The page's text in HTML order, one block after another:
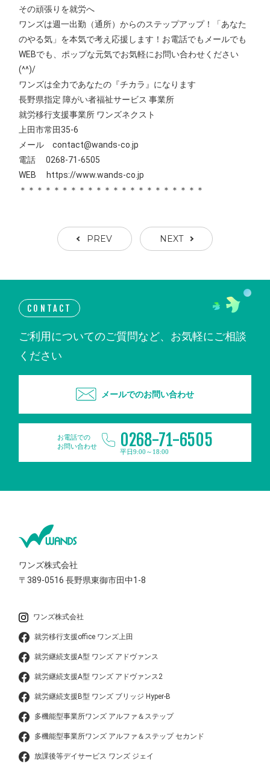
その頑張りを就労へ
ワンズは週一出勤（通所）からのステップアップ！「あなた
のやる気」を本気で考え応援します！お電話でもメールでも
WEBでも、ポップな元気でお気軽にお問い合わせください
(^^)/
ワンズは全力であなたの『チカラ』になります
長野県指定 障がい者福祉サービス 事業所
就労移行支援事業所 ワンズネクスト
上田市常田35-6
メール contact@wands-co.jp
電話 0268-71-6505
WEB
https://www.wands-co.jp
＊＊＊＊＊＊＊＊＊＊＊＊＊＊＊＊＊＊＊＊＊＊
PREV NEXT
CONTACT
ご利用についてのご質問など、お気軽にご相談
ください
メールでのお問い合わせ
お電話での
お問い合わせ
0268-71-6505
平日9:00～18:00
ワンズ株式会社
〒389-0516長野県東御市田中1-8
ワンズ株式会社
就労移行支援office ワンズ上田
就労継続支援A型 ワンズ アドヴァンス
就労継続支援A型 ワンズ アドヴァンス2
就労継続支援B型 ワンズ ブリッジ Hyper-B
多機能型事業所ワンズ アルファ＆ステップ
多機能型事業所ワンズ アルファ＆ステップ セカンド
放課後等デイサービス ワンズ ジェイ